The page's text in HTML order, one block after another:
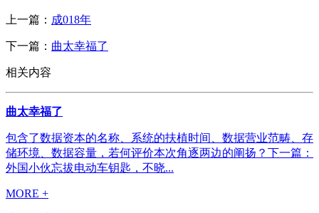
上一篇： 成018年
下一篇： 曲太幸福了
相关内容
曲太幸福了
包含了数据资本的名称、系统的扶植时间、数据营业范畴、存
储环境、数据容量，若何评价本次角逐两边的阐扬？下一篇：
外国小伙忘拔电动车钥匙，不晓...
MORE +